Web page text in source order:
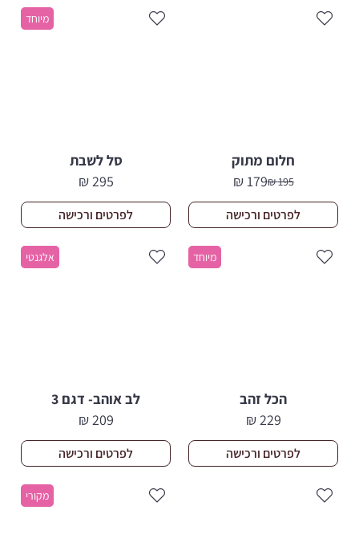
חלום מתוק
195
₪המחיר
המקורי
היה:
179
₪
המחיר
הנוכחי
הוא:
לפרטים ורכישה
מיוחד
סל לשבת
295
₪
לפרטים ורכישה
מיוחד
הכל זהב
229
₪
לפרטים ורכישה
אלגנטי
לב אוהב- דגם 3
209
₪
לפרטים ורכישה
מקורי